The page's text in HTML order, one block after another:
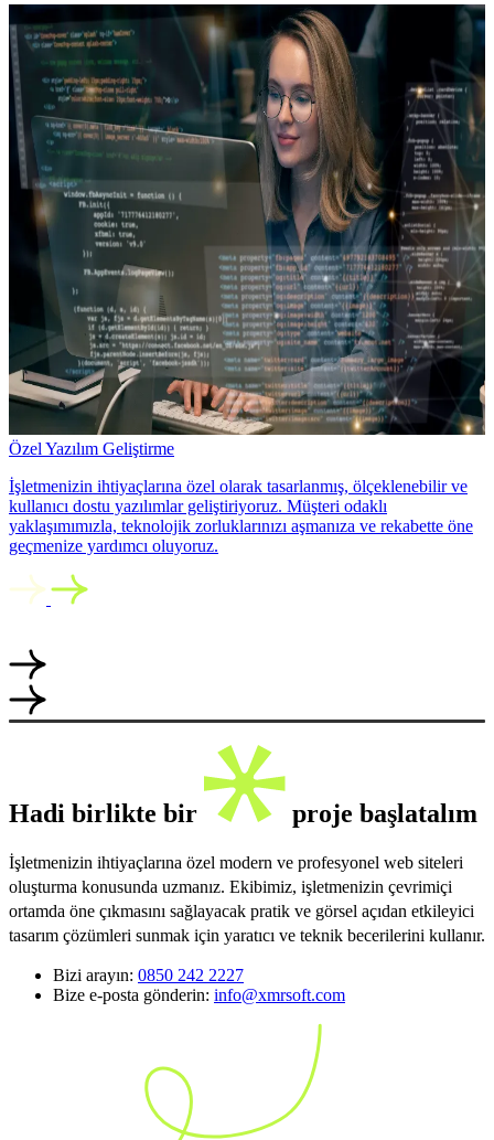
Özel Yazılım Geliştirme
İşletmenizin ihtiyaçlarına özel olarak tasarlanmış, ölçeklenebilir ve
kullanıcı dostu yazılımlar geliştiriyoruz. Müşteri odaklı
yaklaşımımızla, teknolojik zorluklarınızı aşmanıza ve rekabette öne
geçmenize yardımcı oluyoruz.
Hadi birlikte bir proje başlatalım
İşletmenizin ihtiyaçlarına özel modern ve profesyonel web siteleri
oluşturma konusunda uzmanız. Ekibimiz, işletmenizin çevrimiçi
ortamda öne çıkmasını sağlayacak pratik ve görsel açıdan etkileyici
tasarım çözümleri sunmak için yaratıcı ve teknik becerilerini kullanır.
Bizi arayın: 0850 242 2227
Bize e-posta gönderin: info@xmrsoft.com